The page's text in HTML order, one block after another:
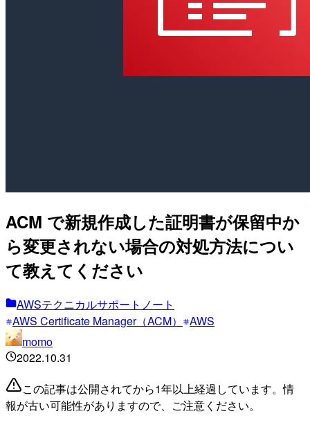
ACM で新規作成した証明書が保留中か
ら変更されない場合の対処方法につい
て教えてください
AWSテクニカルサポートノート
AWS Certificate Manager（ACM）
AWS
momo
2022.10.31
この記事は公開されてから1年以上経過しています。情
報が古い可能性がありますので、ご注意ください。